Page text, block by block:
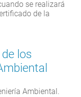
se realizará
de la
los
Ambiental.